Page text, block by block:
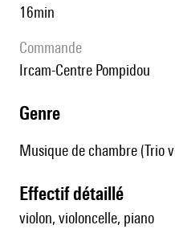
16min
Commande
Ircam-Centre Pompidou
genre
Musique de chambre (Trio
effectif détaillé
violon, violoncelle, piano